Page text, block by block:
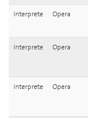
Interprete Opera
Interprete Opera
Interprete Opera